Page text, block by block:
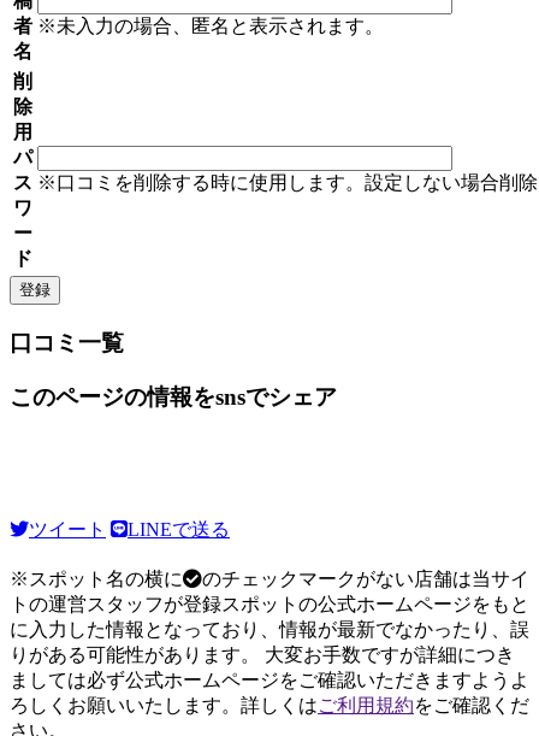
者
名
※未入力の場合、匿名と表示されます。
削
除
用
パ
ス
ワ
ー
ド
※口コミを削除する時に使用します。設定しない場合削
口コミ一覧
このページの情報をsnsでシェア
ツイート LINEで送る
※スポット名の横に
のチェックマークがない店舗は当サイ
トの運営スタッフが登録スポットの公式ホームページをもと
に入力した情報となっており、情報が最新でなかったり、誤
りがある可能性があります。 大変お手数ですが詳細につき
ましては必ず公式ホームページをご確認いただきますようよ
ろしくお願いいたします。詳しくはご利用規約をご確認くだ
さい。